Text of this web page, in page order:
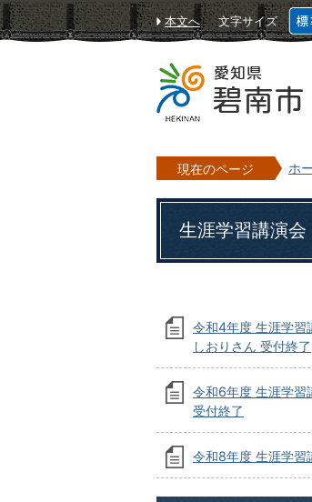
本文へ 文字サイズ
現在のページ ホ
生涯学習講演会
令和4年度 生涯学習
しおりさん 受付終了
令和6年度 生涯学習
受付終了
令和8年度 生涯学習